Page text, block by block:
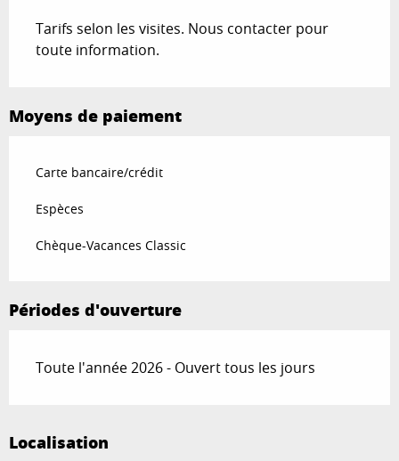
Tarifs selon les visites. Nous contacter pour
toute information.
Moyens de paiement
Carte bancaire/crédit
Espèces
Chèque-Vacances Classic
Périodes d'ouverture
Toute l'année 2026 - Ouvert tous les jours
Localisation